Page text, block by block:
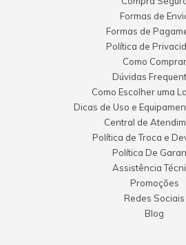
Formas de
Formas de
Política de
Como Comprar
Dúvidas
Como Escolher uma
Dicas de Uso e
Central de
Política de Troca e
Política De
Assistência
Promoções
Redes Sociais
Blog